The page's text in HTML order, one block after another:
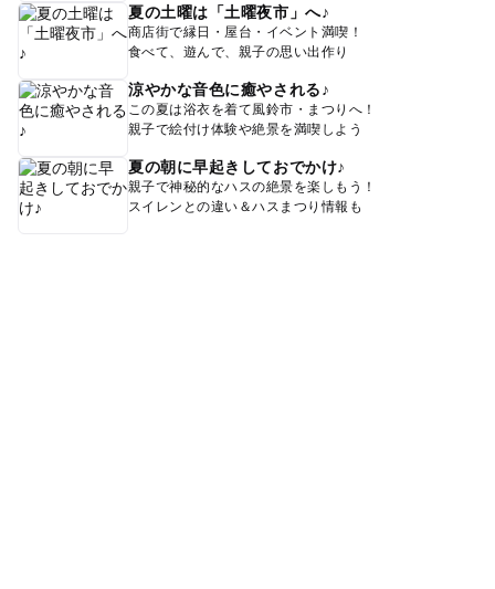
夏の土曜は「土曜夜市」へ♪
商店街で縁日・屋台・イベント満喫！
食べて、遊んで、親子の思い出作り
涼やかな音色に癒やされる♪
この夏は浴衣を着て風鈴市・まつりへ！
親子で絵付け体験や絶景を満喫しよう
夏の朝に早起きしておでかけ♪
親子で神秘的なハスの絶景を楽しもう！
スイレンとの違い＆ハスまつり情報も